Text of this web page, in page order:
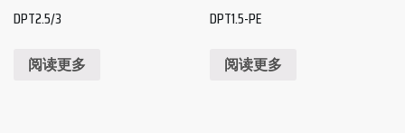
DPT2.5/3
阅读更多
DPT1.5-PE
阅读更多